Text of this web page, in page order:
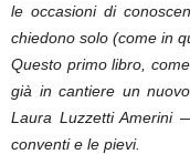
le occasioni di
chiedono solo (come in
Questo primo libro,
già in cantiere un
Laura Luzzetti Amerini
conventi e le pievi.